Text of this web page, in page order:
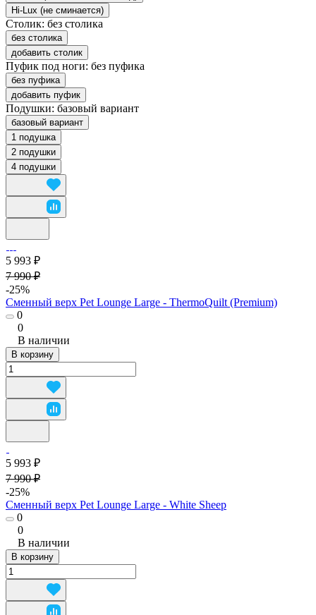
Hi-Lux (не сминается)
Столик: без столика
без столика
добавить столик
Пуфик под ноги: без пуфика
без пуфика
добавить пуфик
Подушки: базовый вариант
базовый вариант
1 подушка
2 подушки
4 подушки
5 993 ₽
7 990 ₽
-25%
Сменный верх Pet Lounge Large - ThermoQuilt (Premium)
0
0
В наличии
В корзину
5 993 ₽
7 990 ₽
-25%
Сменный верх Pet Lounge Large - White Sheep
0
0
В наличии
В корзину